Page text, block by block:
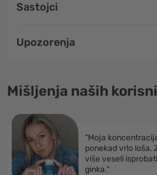
Sastojci
Upozorenja
Mišljenja naših
"Moja
ponekad vrlo loša.
više veseli
ginka."